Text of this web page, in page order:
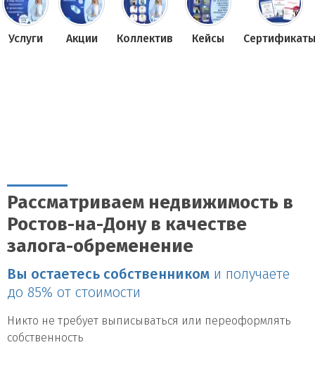
Услуги Акции Коллектив Кейсы Сертификаты
Рассматриваем недвижимость в
Ростов-на-Дону в качестве
залога-обременение
Вы остаетесь собственником и получаете
до 85% от стоимости
Никто не требует выписываться или переоформлять
собственность